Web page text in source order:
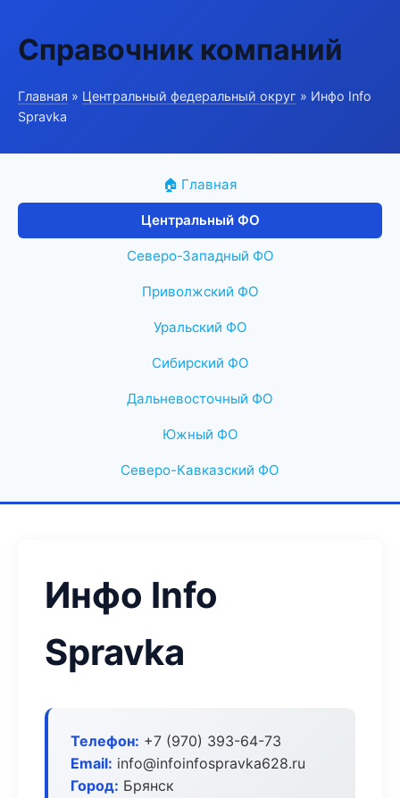
Справочник компаний
Главная » Центральный федеральный округ » Инфо Info
Spravka
🏠 Главная
Центральный ФО
Северо-Западный ФО
Приволжский ФО
Уральский ФО
Сибирский ФО
Дальневосточный ФО
Южный ФО
Северо-Кавказский ФО
Инфо Info
Spravka
Телефон: +7 (970) 393-64-73
Email: info@infoinfospravka628.ru
Город: Брянск